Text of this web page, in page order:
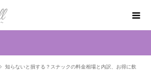
知らないと損する？スナックの料金相場と内訳、お得に飲